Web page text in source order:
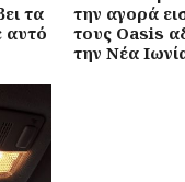
τα
αυτό
την αγορά
τους Oasis
την Νέα